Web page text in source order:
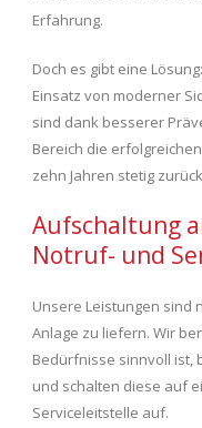
Erfahrung.
Doch es gibt eine
Einsatz von moderner
sind dank besserer
Bereich die
zehn Jahren stetig
Aufschaltung
Notruf- und
Unsere Leistungen sind
Anlage zu liefern. Wir
Bedürfnisse sinnvoll ist,
und schalten diese auf
Serviceleitstelle auf.